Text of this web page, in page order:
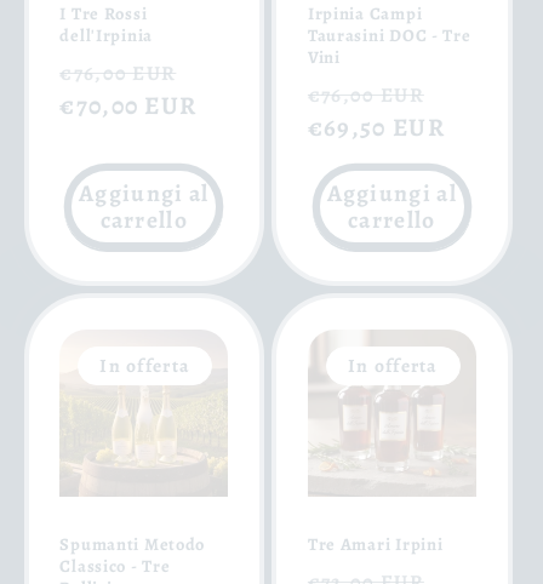
I Tre Rossi
dell'Irpinia
Prezzo
di
€76,00 EUR
scontato
€70,00 EUR
Aggiungi al
carrello
Irpinia Campi
Taurasini DOC - Tre
Vini
Prezzo
di
listino
€76,00 EUR
scontato
€69,50 EUR
Aggiungi al
carrello
In offerta
Spumanti Metodo
Classico - Tre
In offerta
Tre Amari Irpini